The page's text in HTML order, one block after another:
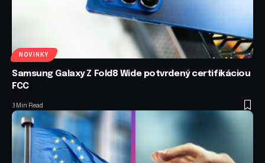
NOVINKY
Samsung Galaxy Z Fold8 Wide potvrdený certifikáciou
FCC
3 Min Read